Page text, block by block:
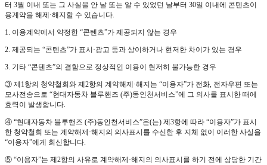
터 3월 이내 또는 그 사실을 안 날 또는 알 수 있었던 날부터 30일 이내에 콘텐츠이
용계약을 해제·해지할 수 있습니다.
1. 이용계약에서 약정한 “콘텐츠”가 제공되지 않는 경우
2. 제공되는 “콘텐츠”가 표시·광고 등과 상이하거나 현저한 차이가 있는 경우
3. 기타 “콘텐츠”의 결함으로 정상적인 이용이 현저히 불가능한 경우
③ 제1항의 청약철회와 제2항의 계약해제·해지는 “이용자”가 전화, 전자우편 또는
모사전송으로 “현대자동차 블루핸즈 (주)동인천서비스”에 그 의사를 표시한 때에
효력이 발생합니다.
④ “현대자동차 블루핸즈 (주)동인천서비스”은(는) 제3항에 따라 “이용자”가 표시
한 청약철회 또는 계약해제·해지의 의사표시를 수신한 후 지체 없이 이러한 사실을
“이용자”에게 회신합니다.
⑤ “이용자”는 제2항의 사유로 계약해제·해지의 의사표시를 하기 전에 상당한 기간